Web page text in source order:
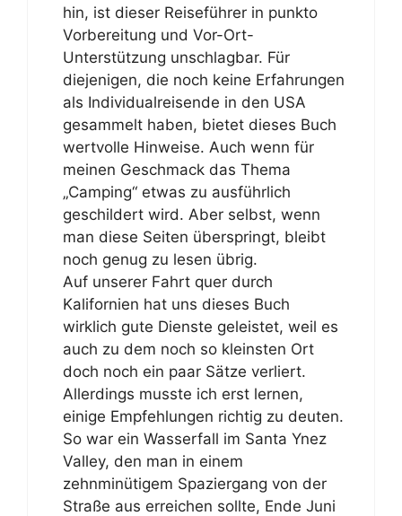
hin, ist dieser Reiseführer in punkto
Vorbereitung und Vor-Ort-
Unterstützung unschlagbar. Für
diejenigen, die noch keine Erfahrungen
als Individualreisende in den USA
gesammelt haben, bietet dieses Buch
wertvolle Hinweise. Auch wenn für
meinen Geschmack das Thema
„Camping“ etwas zu ausführlich
geschildert wird. Aber selbst, wenn
man diese Seiten überspringt, bleibt
noch genug zu lesen übrig.
Auf unserer Fahrt quer durch
Kalifornien hat uns dieses Buch
wirklich gute Dienste geleistet, weil es
auch zu dem noch so kleinsten Ort
doch noch ein paar Sätze verliert.
Allerdings musste ich erst lernen,
einige Empfehlungen richtig zu deuten.
So war ein Wasserfall im Santa Ynez
Valley, den man in einem
zehnminütigem Spaziergang von der
Straße aus erreichen sollte, Ende Juni